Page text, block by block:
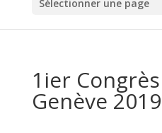
Sélectionner une page
1ier Congrès
Genève 2019